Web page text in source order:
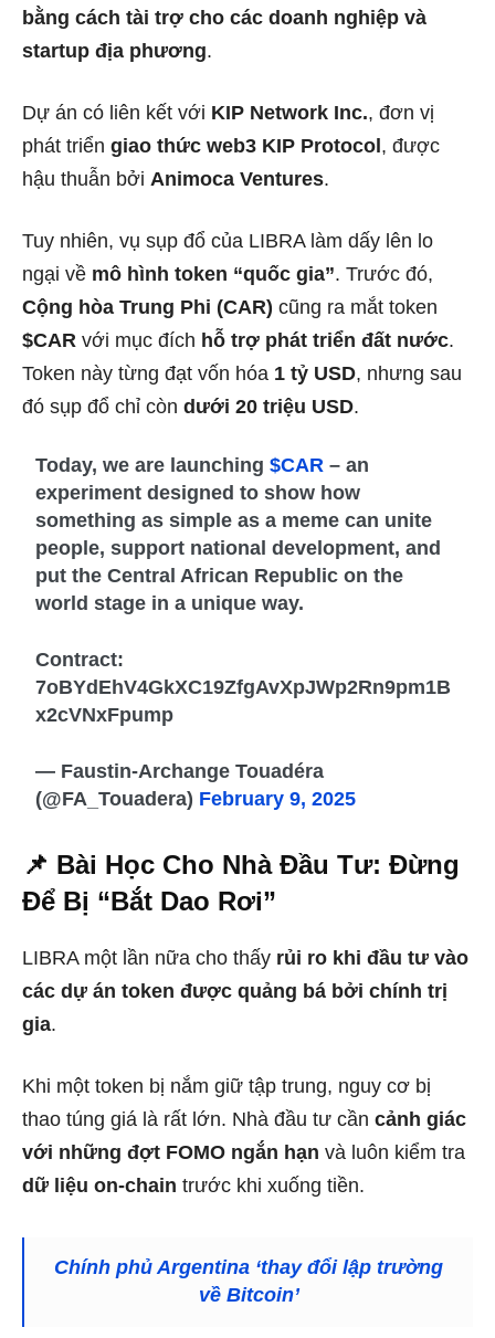
bằng cách tài trợ cho các doanh nghiệp và
startup địa phương.
Dự án có liên kết với KIP Network Inc., đơn vị
phát triển giao thức web3 KIP Protocol , được
hậu thuẫn bởi Animoca Ventures.
Tuy nhiên, vụ sụp đổ của LIBRA làm dấy lên lo
ngại về mô hình token “quốc gia”. Trước đó,
Cộng hòa Trung Phi (CAR) cũng ra mắt token
$CAR với mục đích hỗ trợ phát triển đất nước.
Token này từng đạt vốn hóa 1 tỷ USD, nhưng sau
đó sụp đổ chỉ còn dưới 20 triệu USD.
Today, we are launching$CAR – an
experiment designed to show how
something as simple as a meme can unite
people, support national development, and
put the Central African Republic on the
world stage in a unique way.
Contract:
7oBYdEhV4GkXC19ZfgAvXpJWp2Rn9pm1B
x2cVNxFpump
— Faustin-Archange Touadéra
(@FA_Touadera) February 9, 2025
📌 Bài Học Cho Nhà Đầu Tư: Đừng
Để Bị “Bắt Dao Rơi”
LIBRA một lần nữa cho thấy rủi ro khi đầu tư vào
các dự án token được quảng bá bởi chính trị
gia.
Khi một token bị nắm giữ tập trung, nguy cơ bị
thao túng giá là rất lớn. Nhà đầu tư cần cảnh giác
với những đợt FOMO ngắn hạn và luôn kiểm tra
dữ liệu on-chain trước khi xuống tiền.
Chính phủ Argentina ‘thay đổi lập trường
về Bitcoin’